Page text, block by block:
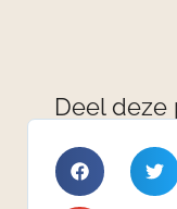
Deel deze